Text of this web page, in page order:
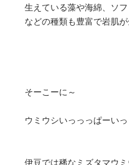
生えている藻や海綿、ソ
などの種類も豊富で岩肌
そーこーに～
ウミウシいっっっぱーいっ
伊豆では稀なミズタマウ